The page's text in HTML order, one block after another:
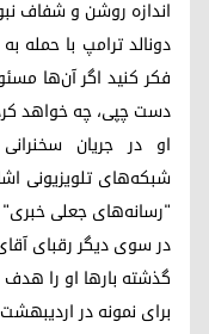
اندازه روشن و شفاف
دونالد ترامپ با
فکر کنید اگر آن‌ها
دست چپی، چه خواهد
او در جریان
شبکه‌های تلویزیونی
"رسانه‌های جعلی
در سوی دیگر رقبای
گذشته بارها او را هدف
برای نمونه در